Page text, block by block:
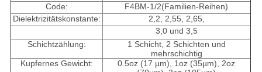
Code:
F4BM-1/2(Familien-Reihen)
Dielektrizitätskonstante:
2,2, 2,55, 2,65,
3,0 und 3,5
Schichtzählung:
1 Schicht, 2 Schichten und
mehrschichtig
Kupfernes Gewicht:
0.5oz (17 µm), 1oz (35µm), 2oz